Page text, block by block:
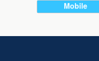
Mobile